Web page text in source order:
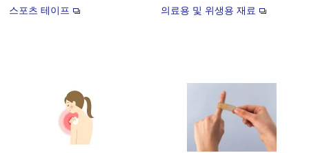
스포츠 테이프 의료용 및 위생용 재료